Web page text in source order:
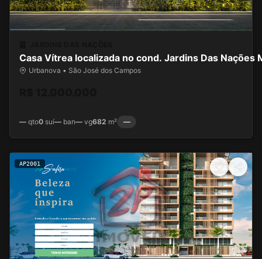
Casa Vítrea localizada no cond. Jardins Das
Urbanova • São José dos Campos
— qto0 suí— ban— vg682 m² —
AP2001